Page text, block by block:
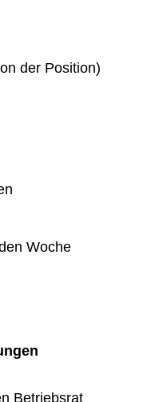
der Position)
Woche
Betriebsrat